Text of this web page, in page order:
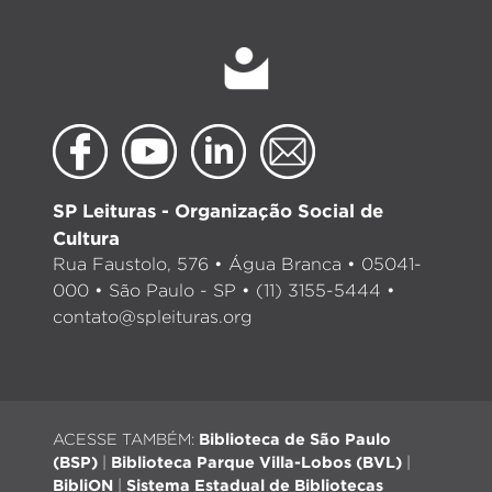
SP Leituras - Organização Social de
Cultura
Rua Faustolo, 576 • Água Branca • 05041-
000 • São Paulo - SP • (11) 3155-5444 •
contato@spleituras.org
ACESSE TAMBÉM: Biblioteca de São Paulo
(BSP)
Biblioteca Parque Villa-Lobos (BVL)
BibliON
Sistema Estadual de Bibliotecas